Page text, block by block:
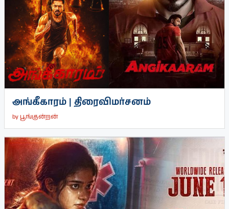
அங்கீகாரம் | திரைவிமர்சனம்
by பூங்குன்றன்